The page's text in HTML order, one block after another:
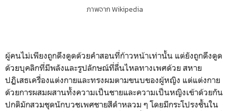
ภาพจาก Wikipedia
ผู้คนไม่เพียงถูกดึงดูดด้วยคำสอนที่ก้าวหน้าเท่านั้น แต่ยังถูกดึงดูด
ด้วยบุคลิกที่มีพลังและรูปลักษณ์ที่ลื่นไหลทางเพศด้วย สหาย
ปฏิเสธเครื่องแต่งกายและทรงผมตามขนบของผู้หญิง แต่แต่งกาย
ด้วยการผสมผสานทั้งความเป็นชายและความเป็นหญิงเข้าด้วยกัน
ปกติมักสวมชุดนักบวชเพศชายสีดำหลวม ๆ โดยมีกระโปรงชั้นใน